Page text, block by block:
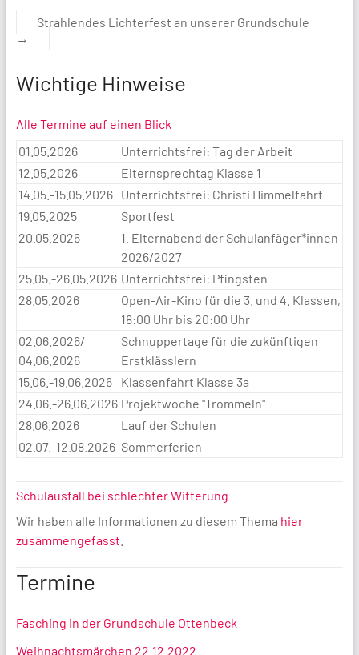
Strahlendes Lichterfest an unserer Grundschule
→
Wichtige Hinweise
Alle Termine auf einen Blick
01.05.2026
Unterrichtsfrei: Tag der Arbeit
12.05.2026
Elternsprechtag Klasse 1
14.05.-15.05.2026 Unterrichtsfrei: Christi Himmelfahrt
19.05.2025
Sportfest
20.05.2026
1. Elternabend der Schulanfäger*innen
2026/2027
25.05.-26.05.2026 Unterrichtsfrei: Pfingsten
28.05.2026
Open-Air-Kino für die 3. und 4. Klassen,
18:00 Uhr bis 20:00 Uhr
02.06.2026/
04.06.2026
Schnuppertage für die zukünftigen
Erstklässlern
15.06.-19.06.2026
Klassenfahrt Klasse 3a
24.06.-26.06.2026 Projektwoche "Trommeln"
28.06.2026
Lauf der Schulen
02.07.-12.08.2026 Sommerferien
Schulausfall bei schlechter Witterung
Wir haben alle Informationen zu diesem Thema hier
zusammengefasst
Termine
Fasching in der Grundschule Ottenbeck
Weihnachtsmärchen 22.12.2022